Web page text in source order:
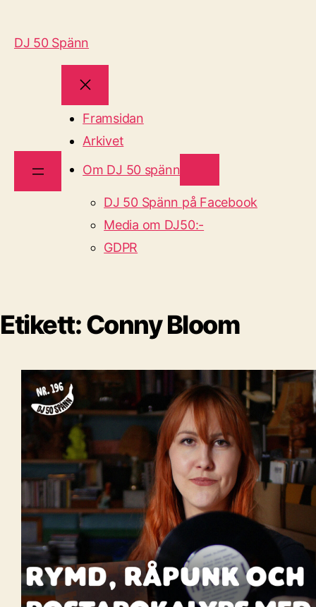
DJ 50 Spänn
Framsidan
Arkivet
Om DJ 50 spänn
DJ 50 Spänn på Facebook
Media om DJ50:-
GDPR
Etikett:Conny Bloom